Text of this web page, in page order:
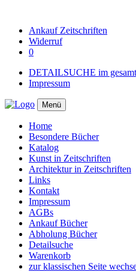
AnkaufZeitschriften
Widerruf
0
DETAILSUCHE im
Impressum
Menü
Home
Besondere Bücher
Katalog
Kunst in Zeitschriften
Architektur in Zeitschriften
Links
Kontakt
Impressum
AGBs
Ankauf Bücher
Abholung Bücher
Detailsuche
Warenkorb
zur klassischen Seite